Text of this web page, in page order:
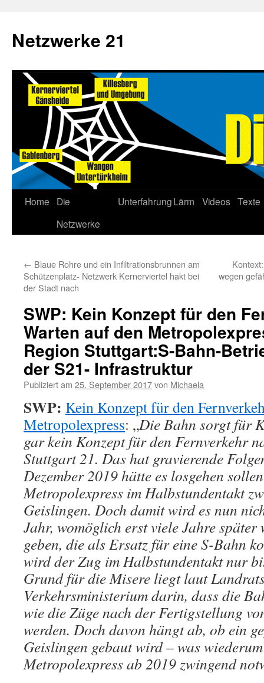
Netzwerke 21
Home
Die
Netzwerke
UnterfahrungLärm Videos Texte
← Blaue Rohre und ein Infiltrationsbrunnen am
Schützenplatz- Netzwerk Kernerviertel hakt bei
der Stadt nach
wegen
SWP: Kein Konzept für den
Warten auf den
Region Stuttgart:S-Bahn-
der S21- Infrastruktur
Publiziert am 25. September 2017von Michaela
SWP: Kein Konzept für den
Metropolexpress: „Die Bahn sorgt für
gar kein Konzept für den Fernverkehr
Stuttgart 21. Das hat gravierende
Dezember 2019 hätte es losgehen
Metropolexpress im Halbstundentakt
Geislingen. Doch damit wird es nun
Jahr, womöglich erst viele Jahre
geben, die als Ersatz für eine S-Bahn
wird der Zug im Halbstundentakt nur
Grund für die Misere liegt laut
Verkehrsministerium darin, dass die
wie die Züge nach der Fertigstellung
werden. Doch davon hängt ab, ob ein
Geislingen gebaut wird – was
Metropolexpress ab 2019 zwingend